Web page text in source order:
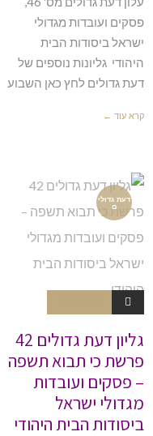
פסקים ועובדות מגדולי
ישראל ביסודות הבית
היהודי גליונות נוספים של
דעת גדולים לחץ כאן השבוע
קרא עוד ←
דעת גדולי
ם
גליון דעת גדולים 42
פרשת כי תבוא תשפה
– פסקים ועובדות
מגדולי ישראל
ביסודות הבית היהודי